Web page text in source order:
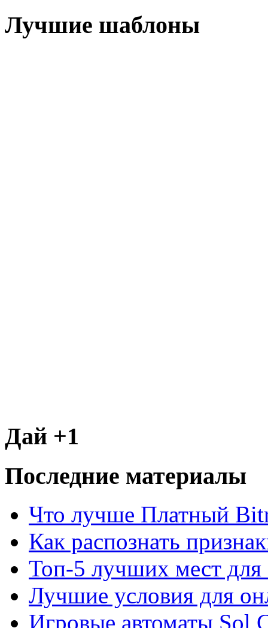
Лучшие шаблоны
Дай +1
Последние материалы
Что лучше Платный
Как распознать
Топ-5 лучших мест для
Лучшие условия для
Игровые автоматы Sol